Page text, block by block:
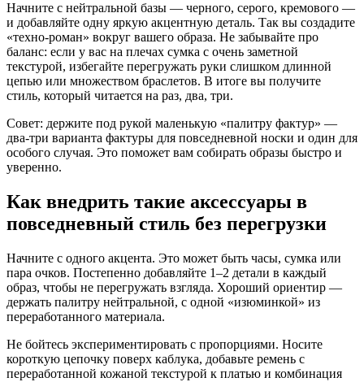
Начните с нейтральной базы — черного, серого, кремового —
и добавляйте одну яркую акцентную деталь. Так вы создадите
«техно-роман» вокруг вашего образа. Не забывайте про
баланс: если у вас на плечах сумка с очень заметной
текстурой, избегайте перегружать руки слишком длинной
цепью или множеством браслетов. В итоге вы получите
стиль, который читается на раз, два, три.
Совет: держите под рукой маленькую «палитру фактур» —
два-три варианта фактуры для повседневной носки и один для
особого случая. Это поможет вам собирать образы быстро и
уверенно.
Как внедрить такие аксессуары в
повседневный стиль без перегрузки
Начните с одного акцента. Это может быть часы, сумка или
пара очков. Постепенно добавляйте 1–2 детали в каждый
образ, чтобы не перегружать взгляда. Хороший ориентир —
держать палитру нейтральной, с одной «изюминкой» из
переработанного материала.
Не бойтесь экспериментировать с пропорциями. Носите
короткую цепочку поверх каблука, добавьте ремень с
переработанной кожаной текстурой к платью и комбинация